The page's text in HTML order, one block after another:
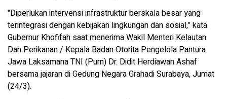
"Diperlukan intervensi infrastruktur berskala besar yang
terintegrasi dengan kebijakan lingkungan dan sosial," kata
Gubernur Khofifah saat menerima Wakil Menteri Kelautan
Dan Perikanan / Kepala Badan Otorita Pengelola Pantura
Jawa Laksamana TNI (Purn) Dr. Didit Herdiawan Ashaf
bersama jajaran di Gedung Negara Grahadi Surabaya, Jumat
(24/3).